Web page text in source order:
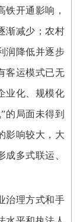
开通影响，
渐减少；农村
润降低并逐步
客运模式已无
业化、规模化
的局面未得到
影响较大，大
多式联运、
治理方式和手